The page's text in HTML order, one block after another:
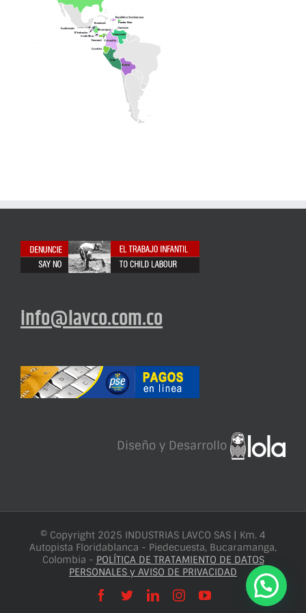
info@lavco.com.co
Diseño y Desarrollo
© Copyright 2025 INDUSTRIAS LAVCO SAS | Km. 4
Autopista Floridablanca - Piedecuesta, Bucaramanga,
Colombia - POLÍTICA DE TRATAMIENTO DE DATOS
PERSONALES y AVISO DE PRIVACIDAD
Facebook
X LinkedInInstagramYouTube